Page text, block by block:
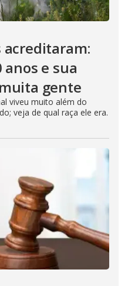
e sua
gente
viveu muito além do
veja de qual raça ele era.